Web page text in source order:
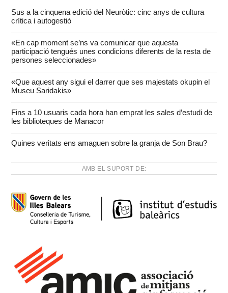
Sus a la cinquena edició del Neuròtic: cinc anys de cultura
crítica i autogestió
«En cap moment se’ns va comunicar que aquesta
participació tengués unes condicions diferents de la resta de
persones seleccionades»
«Que aquest any sigui el darrer que ses majestats okupin el
Museu Saridakis»
Fins a 10 usuaris cada hora han emprat les sales d’estudi de
les biblioteques de Manacor
Quines veritats ens amaguen sobre la granja de Son Brau?
AMB EL SUPORT DE: